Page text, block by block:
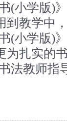
(小学版)
到教学中
(小学版)
为扎实的
法教师指